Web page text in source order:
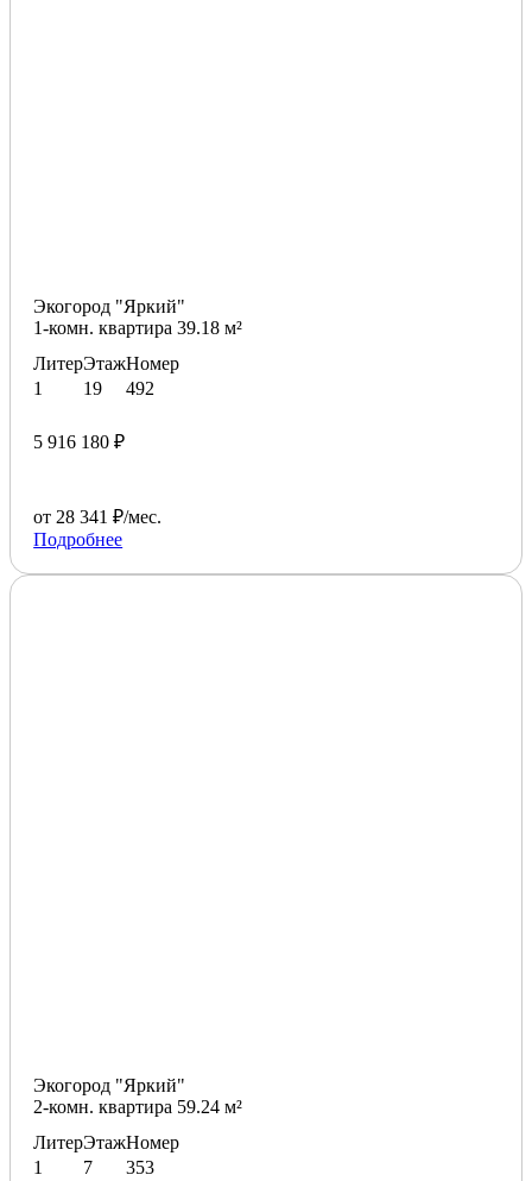
Экогород "Яркий"
1-комн. квартира 39.18 м²
Литер
1
Этаж
19
Номер
492
5 916 180 ₽
от 28 341 ₽/мес.
Подробнее
Экогород "Яркий"
2-комн. квартира 59.24 м²
Литер
1
Этаж
7
Номер
353